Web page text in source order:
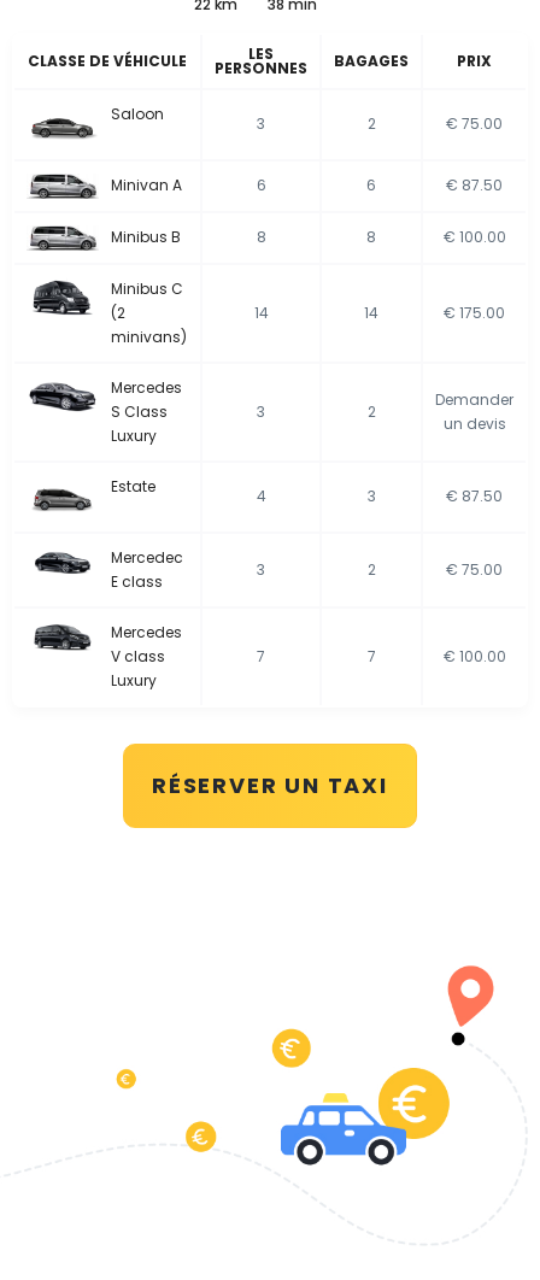
22 km 38 min
CLASSE DE VÉHICULE LES
PERSONNES BAGAGES PRIX
Saloon 3 2 € 75.00
Minivan A 6 6 € 87.50
Minibus B 8 8 € 100.00
Minibus C
(2
minivans)
14 14 € 175.00
Mercedes
S Class
Luxury
3 2
Demander
un devis
Estate 4 3 € 87.50
Mercedec
E class
3 2 € 75.00
Mercedes
V class
Luxury
7 7 € 100.00
RÉSERVER UN TAXI